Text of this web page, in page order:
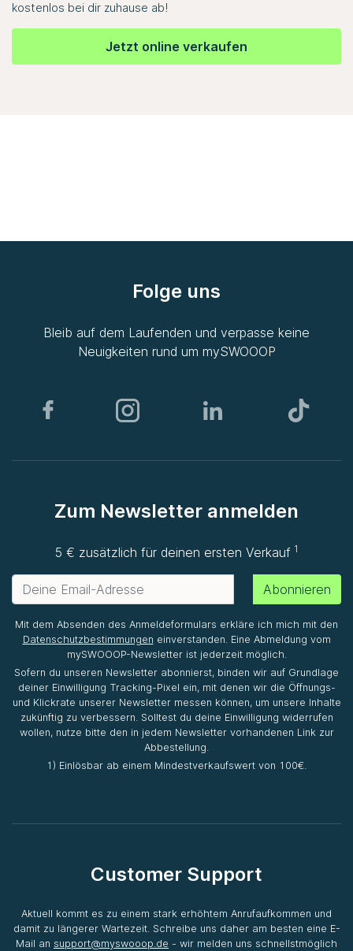
kostenlos bei dir zuhause ab!
Jetzt online verkaufen
Folge uns
Bleib auf dem Laufenden und verpasse keine
Neuigkeiten rund um mySWOOOP
Zum Newsletter anmelden
5 € zusätzlich für deinen ersten Verkauf1
Abonnieren
Mit dem Absenden des Anmeldeformulars erkläre ich mich mit den
Datenschutzbestimmungen einverstanden. Eine Abmeldung vom
mySWOOOP-Newsletter ist jederzeit möglich.
Sofern du unseren Newsletter abonnierst, binden wir auf Grundlage
deiner Einwilligung Tracking-Pixel ein, mit denen wir die Öffnungs-
und Klickrate unserer Newsletter messen können, um unsere Inhalte
zukünftig zu verbessern. Solltest du deine Einwilligung widerrufen
wollen, nutze bitte den in jedem Newsletter vorhandenen Link zur
Abbestellung.
1) Einlösbar ab einem Mindestverkaufswert von 100€.
Customer Support
Aktuell kommt es zu einem stark erhöhtem Anrufaufkommen und
damit zu längerer Wartezeit. Schreibe uns daher am besten eine E-
Mail an support@myswooop.de - wir melden uns schnellstmöglich